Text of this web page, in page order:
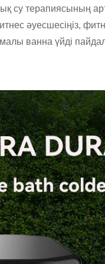
су терапиясының
әуесшесіңіз,
ванна үйді